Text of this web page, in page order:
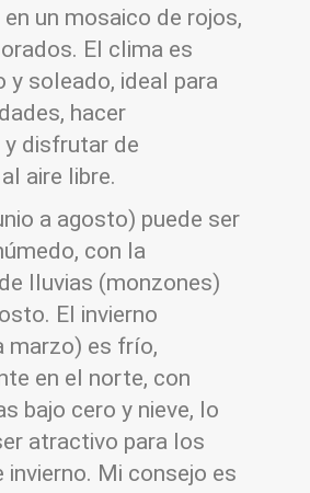
un mosaico de rojos,
El clima es
y soleado, ideal para
hacer
disfrutar de
aire libre.
a agosto) puede ser
con la
lluvias (monzones)
El invierno
marzo) es frío,
en el norte, con
bajo cero y nieve, lo
atractivo para los
invierno. Mi consejo es